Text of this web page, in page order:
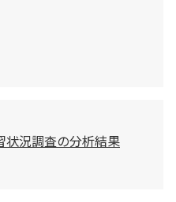
況調査の分析結果